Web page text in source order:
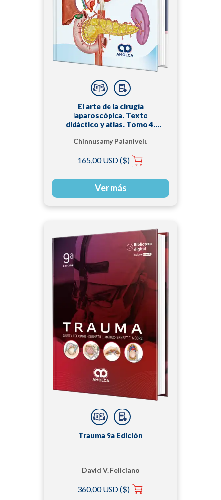
El arte de la cirugía
laparoscópica. Texto
didáctico y atlas. Tomo 4.
Chinnusamy Palanivelu
165,00 USD ($)
Ver más
Trauma 9a Edición
David V. Feliciano
360,00 USD ($)